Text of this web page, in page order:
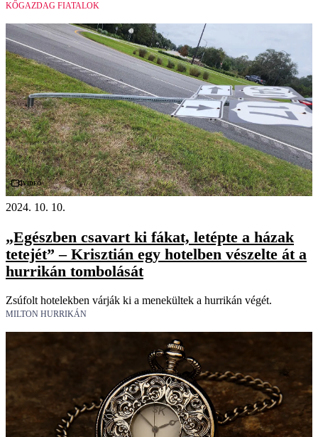
KŐGAZDAG FIATALOK
Videó
2024. 10. 10.
„Egészben csavart ki fákat, letépte a házak
tetejét” – Krisztián egy hotelben vészelte át a
hurrikán tombolását
Zsúfolt hotelekben várják ki a menekültek a hurrikán végét.
MILTON HURRIKÁN